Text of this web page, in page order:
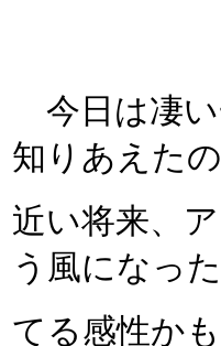
今日は凄い
知りあえた
近い将来、
う風になっ
てる感性か